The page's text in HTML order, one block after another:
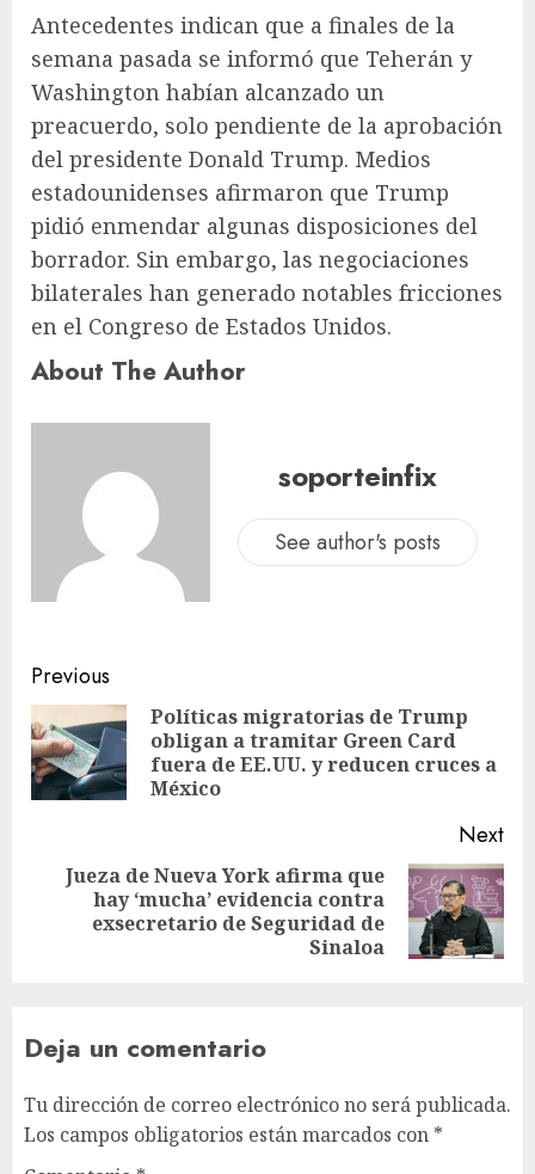
Antecedentes indican que a finales de la
semana pasada se informó que Teherán y
Washington habían alcanzado un
preacuerdo, solo pendiente de la aprobación
del presidente Donald Trump. Medios
estadounidenses afirmaron que Trump
pidió enmendar algunas disposiciones del
borrador. Sin embargo, las negociaciones
bilaterales han generado notables fricciones
en el Congreso de Estados Unidos.
About The Author
soporteinfix
See author's posts
Previous
Políticas migratorias de Trump
obligan a tramitar Green Card
fuera de EE.UU. y reducen cruces a
México
Next
Jueza de Nueva York afirma que
hay ‘mucha’ evidencia contra
exsecretario de Seguridad de
Sinaloa
Deja un comentario
Tu dirección de correo electrónico no será publicada.
Los campos obligatorios están marcados con *